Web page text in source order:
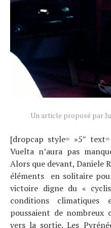
Un article proposé par
[dropcap style= »5″
Vuelta n’aura pas
Alors que devant,
éléments en solitaire
victoire digne du «
conditions
poussaient de
vers la sortie. Les